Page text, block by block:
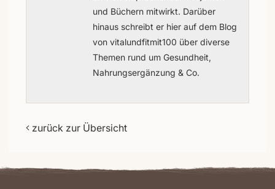
und Büchern mitwirkt. Darüber
hinaus schreibt er hier auf dem Blog
von vitalundfitmit100 über diverse
Themen rund um Gesundheit,
Nahrungsergänzung & Co.
zurück zur Übersicht